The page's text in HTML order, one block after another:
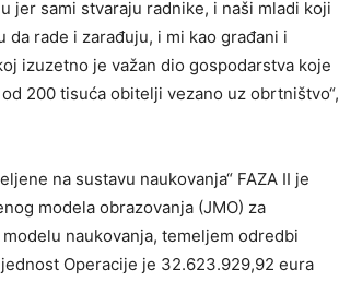
jer sami stvaraju radnike, i naši mladi koji
rade i zarađuju, i mi kao građani i
izuzetno je važan dio gospodarstva koje
200 tisuća obitelji vezano uz obrtništvo“,
na sustavu naukovanja“ FAZA II je
modela obrazovanja (JMO) za
naukovanja, temeljem odredbi
Operacije je 32.623.929,92 eura